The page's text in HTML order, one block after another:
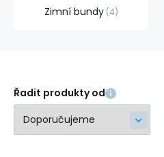
Zimní bundy 4
Řadit produkty od